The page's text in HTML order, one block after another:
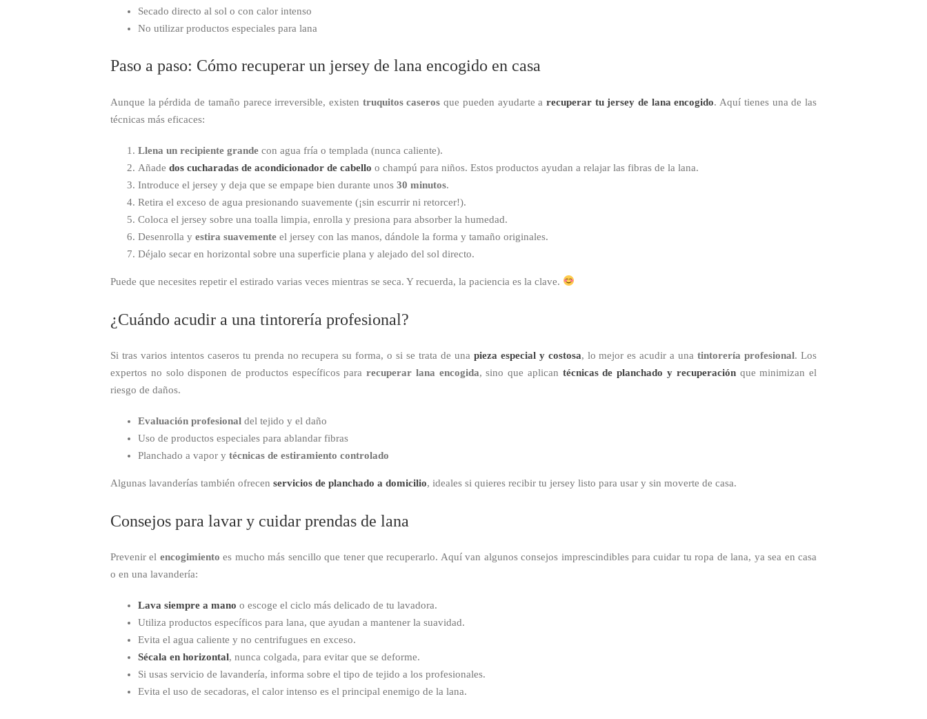
Secado directo al sol o con calor intenso
No utilizar productos especiales para lana
Paso a paso: Cómo recuperar un jersey de lana encogido en casa
Aunque la pérdida de tamaño parece irreversible, existen truquitos caseros que pueden ayudarte a recuperar tu jersey de lana encogido. Aquí tienes una de las
técnicas más eficaces:
Llena un recipiente grande con agua fría o templada (nunca caliente).
Añade dos cucharadas de acondicionador de cabello o champú para niños. Estos productos ayudan a relajar las fibras de la lana.
Introduce el jersey y deja que se empape bien durante unos 30 minutos.
Retira el exceso de agua presionando suavemente (¡sin escurrir ni retorcer!).
Coloca el jersey sobre una toalla limpia, enrolla y presiona para absorber la humedad.
Desenrolla y estira suavemente el jersey con las manos, dándole la forma y tamaño originales.
Déjalo secar en horizontal sobre una superficie plana y alejado del sol directo.
Puede que necesites repetir el estirado varias veces mientras se seca. Y recuerda, la paciencia es la clave.
¿Cuándo acudir a una tintorería profesional?
Si tras varios intentos caseros tu prenda no recupera su forma, o si se trata de una pieza especial y costosa, lo mejor es acudir a unatintorería profesional. Los
expertos no solo disponen de productos específicos pararecuperar lana encogida, sino que aplican técnicas de planchado y recuperaciónque minimizan el
riesgo de daños.
Evaluación profesional del tejido y el daño
Uso de productos especiales para ablandar fibras
Planchado a vapor y técnicas de estiramiento controlado
Algunas lavanderías también ofrecen servicios de planchado a domicilio, ideales si quieres recibir tu jersey listo para usar y sin moverte de casa.
Consejos para lavar y cuidar prendas de lana
Prevenir el encogimiento es mucho más sencillo que tener que recuperarlo. Aquí van algunos consejos imprescindibles para cuidar tu ropa de lana, ya sea en casa
o en una lavandería:
Lava siempre a mano o escoge el ciclo más delicado de tu lavadora.
Utiliza productos específicos para lana, que ayudan a mantener la suavidad.
Evita el agua caliente y no centrifugues en exceso.
Sécala en horizontal, nunca colgada, para evitar que se deforme.
Si usas servicio de lavandería, informa sobre el tipo de tejido a los profesionales.
Evita el uso de secadoras, el calor intenso es el principal enemigo de la lana.